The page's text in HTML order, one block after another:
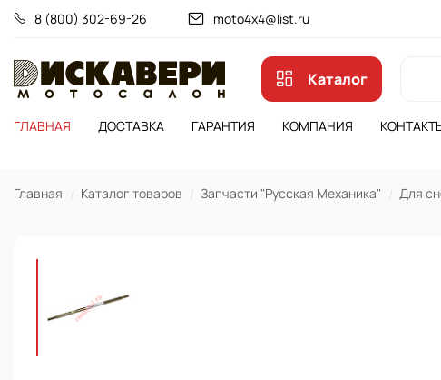
8 (800) 302-69-26 moto4x4@list.ru
Каталог
ГЛАВНАЯ
ДОСТАВКА ГАРАНТИЯ КОМПАНИЯ
Главная Каталог товаров Запчасти "Русская Механика" Для